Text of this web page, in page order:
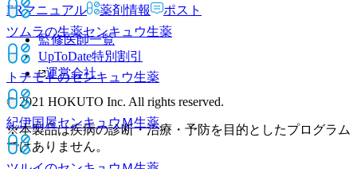
ツムラの生薬センキュウ生薬
トチモトのセンキュウ生薬
紀伊国屋センキュウＭ生薬
ERマニュアル
薬剤情報 ポスト
監修医師一覧
UpToDate特別割引
運営会社
© 2021 HOKUTO Inc. All rights reserved.
※本製品は疾病の診断・治療・予防を目的としたプログラム
ではありません。